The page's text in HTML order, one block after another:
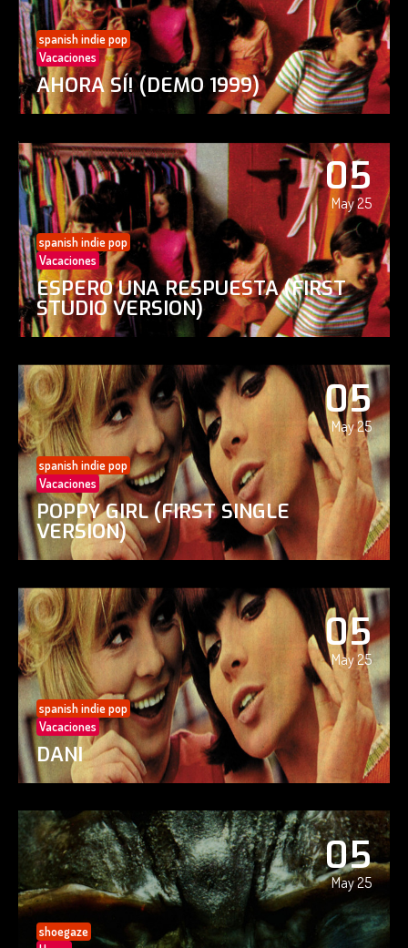
spanish indie pop
Vacaciones
AHORA SÍ! (DEMO 1999)
05
May 25
spanish indie pop
Vacaciones
ESPERO UNA RESPUESTA (FIRST
STUDIO VERSION)
05
May 25
spanish indie pop
Vacaciones
POPPY GIRL (FIRST SINGLE
VERSION)
05
May 25
spanish indie pop
Vacaciones
DANI
05
May 25
shoegaze